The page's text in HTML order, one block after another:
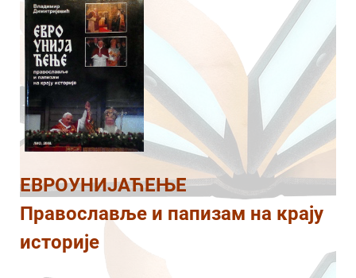
ЕВРОУНИЈАЋЕЊЕ
Православље и папизам на крају
историје